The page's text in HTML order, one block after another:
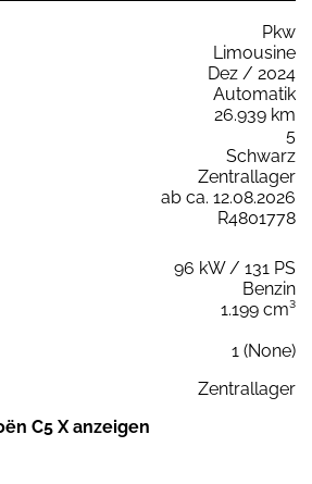
Pkw
Limousine
Dez / 2024
Automatik
26.939 km
5
Schwarz
Zentrallager
ab ca. 12.08.2026
R4801778
96 kW / 131 PS
Benzin
1.199 cm³
1 (None)
Zentrallager
C5 X anzeigen